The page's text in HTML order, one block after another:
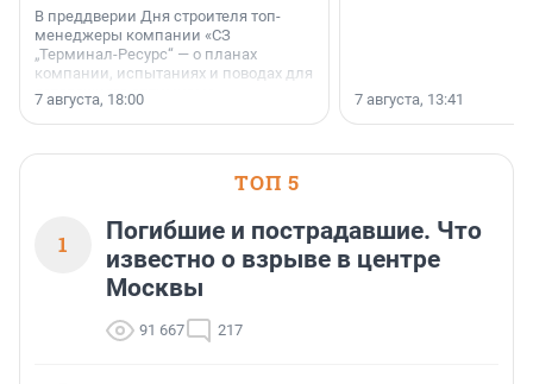
В преддверии Дня строителя топ-
менеджеры компании «СЗ
„Терминал-Ресурс“ — о планах
компании, испытаниях и поводах для
осторожного оптимизма.
7 августа, 18:00 7 августа, 13:41
ТОП 5
1
Погибшие и пострадавшие. Что
известно о взрыве в центре
Москвы
91 667 217